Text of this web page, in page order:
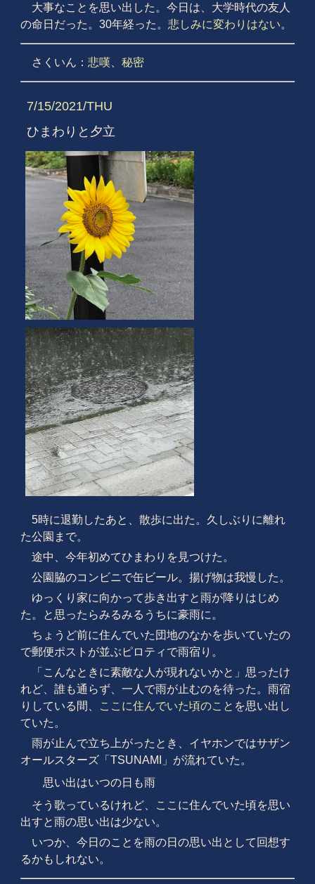
大事なことを思い出した。今日は、大学時代の友人
の命日だった。30年経った。 悲しみに変わりはない。
さくいん： 悲嘆、 秘密
7/15/2021/THU
ひまわりと夕立
5時に退勤したあと、散歩に出た。久しぶりに離れ
た公園まで。
途中、今年初めてひまわりを見つけた。
公園脇のコンビニで缶ビール。揚げ物は我慢した。
ゆっくり家に向かって歩き出すと雨が降りはじめ
た。と思ったらみるみるうちに豪雨に。
ちょうど前に住んでいた団地のなかを歩いていたの
で郵便ポストが並ぶピロティで雨宿り。
「こんなときに素敵な人が現れないかと」思ったけ
れど、誰も通らず、一人で雨が止むのを待った。雨宿
りしている間、
ここに住んでいた頃のこと を思い出し
ていた。
雨が止んで立ち上がったとき、イヤホンではサザン
オールスターズ「TSUNAMI」が流れていた。
思い出はいつの日も雨
そう歌っているけれど、ここに住んでいた頃を思い
出すと雨の思い出は少ない。
いつか、今日のことを雨の日の思い出として回想す
るかもしれない。